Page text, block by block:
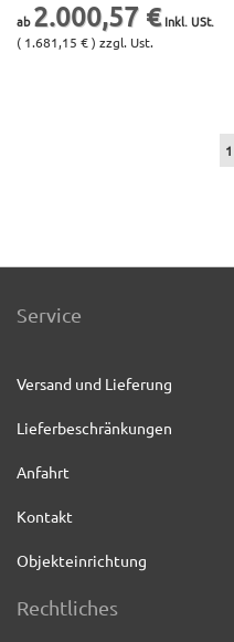
2.000,57 €
( 1.681,15 € ) zzgl. Ust.
Sie
1
Service
Versand und Lieferung
Lieferbeschränkungen
Anfahrt
Kontakt
Objekteinrichtung
Rechtliches